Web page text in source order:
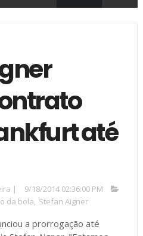
até
|
9/18/2014 02:36:00 PM
da bola, Stefan Aigner
a prorrogação até